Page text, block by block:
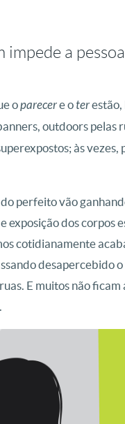
a
oparecere o terestão,
outdoors pelas
às
perfeito vão
exposição dos corpos
cotidianamente
desapercebido
E muitos não ficam